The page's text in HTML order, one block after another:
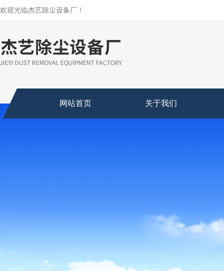
欢迎光临杰艺除尘设备厂！
网站首页 关于我们